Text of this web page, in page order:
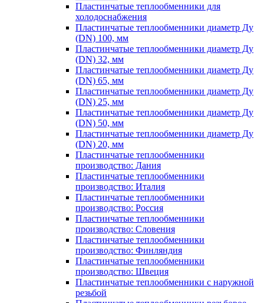
Пластинчатые теплообменники для
холодоснабжения
Пластинчатые теплообменники диаметр Ду
(DN) 100, мм
Пластинчатые теплообменники диаметр Ду
(DN) 32, мм
Пластинчатые теплообменники диаметр Ду
(DN) 65, мм
Пластинчатые теплообменники диаметр Ду
(DN) 25, мм
Пластинчатые теплообменники диаметр Ду
(DN) 50, мм
Пластинчатые теплообменники диаметр Ду
(DN) 20, мм
Пластинчатые теплообменники
производство: Дания
Пластинчатые теплообменники
производство: Италия
Пластинчатые теплообменники
производство: Россия
Пластинчатые теплообменники
производство: Словения
Пластинчатые теплообменники
производство: Финляндия
Пластинчатые теплообменники
производство: Швеция
Пластинчатые теплообменники с наружной
резьбой